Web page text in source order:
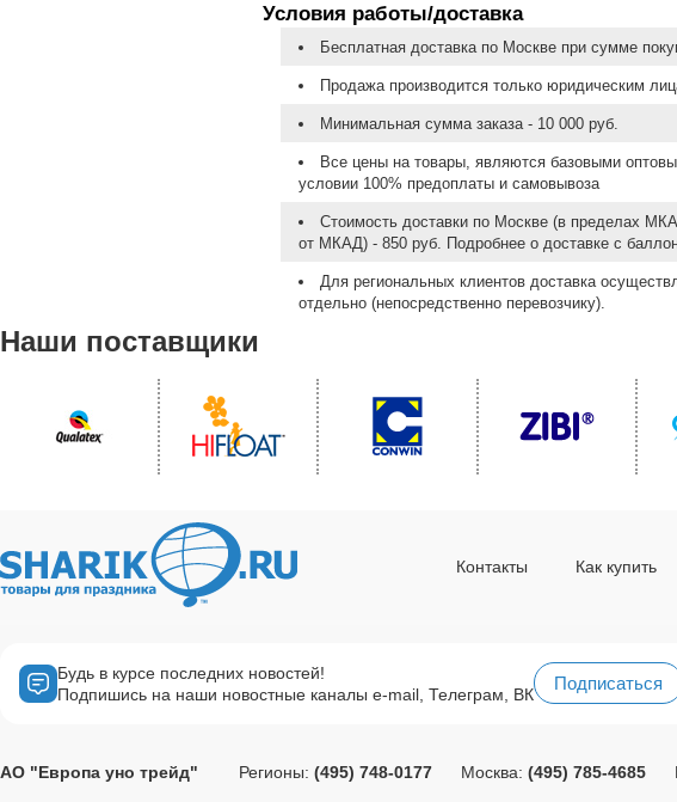
Условия работы/доставка
Бесплатная доставка по Москве при сумме
Продажа производится только юридическим
Минимальная сумма заказа - 10 000 руб.
Все цены на товары, являются базовыми
условии 100% предоплаты и самовывоза
Стоимость доставки по Москве (в пределах
от МКАД) - 850 руб. Подробнее о доставке с
Для региональных клиентов доставка
отдельно (непосредственно перевозчику).
Наши поставщики
Контакты Как купить
Будь в курсе последних новостей!
Подпишись на наши новостные каналы e-mail, Телеграм, ВК
Подписаться
АО "Европа уно трейд" Регионы: (495) 748-0177 Москва: (495) 785-4685